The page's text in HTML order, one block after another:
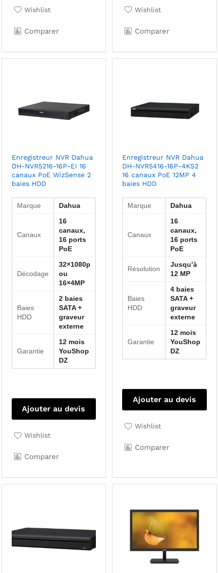
Wishlist
Comparer
Wishlist
Comparer
Enregistreur NVR Dahua
DH-NVR5216-16P-EI 16
canaux PoE WizSense 2
baies HDD
Marque Dahua
Canaux
16
canaux,
16 ports
PoE
Décodage
32×1080p
ou
16×4MP
Baies
HDD
2 baies
SATA +
graveur
externe
Garantie
12 mois
YouShop
DZ
Ajouter au devis
Wishlist
Comparer
Enregistreur NVR Dahua
DH-NVR5416-16P-4KS2
16 canaux PoE 12MP 4
baies HDD
Marque Dahua
Canaux
16
canaux,
16 ports
PoE
Résolution
Jusqu’à
12 MP
Baies
HDD
4 baies
SATA +
graveur
externe
Garantie
12 mois
YouShop
DZ
Ajouter au devis
Wishlist
Comparer